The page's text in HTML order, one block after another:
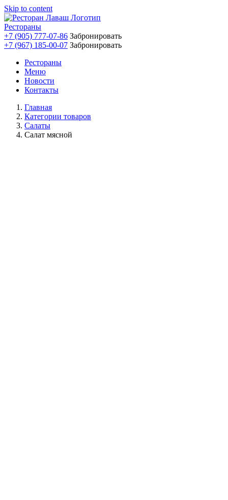
Skip to content
Рестораны
+7 (905) 777-07-86 Забронировать
+7 (967) 185-00-07 Забронировать
Рестораны
Меню
Новости
Контакты
Главная
Категории товаров
Салаты
Салат мясной